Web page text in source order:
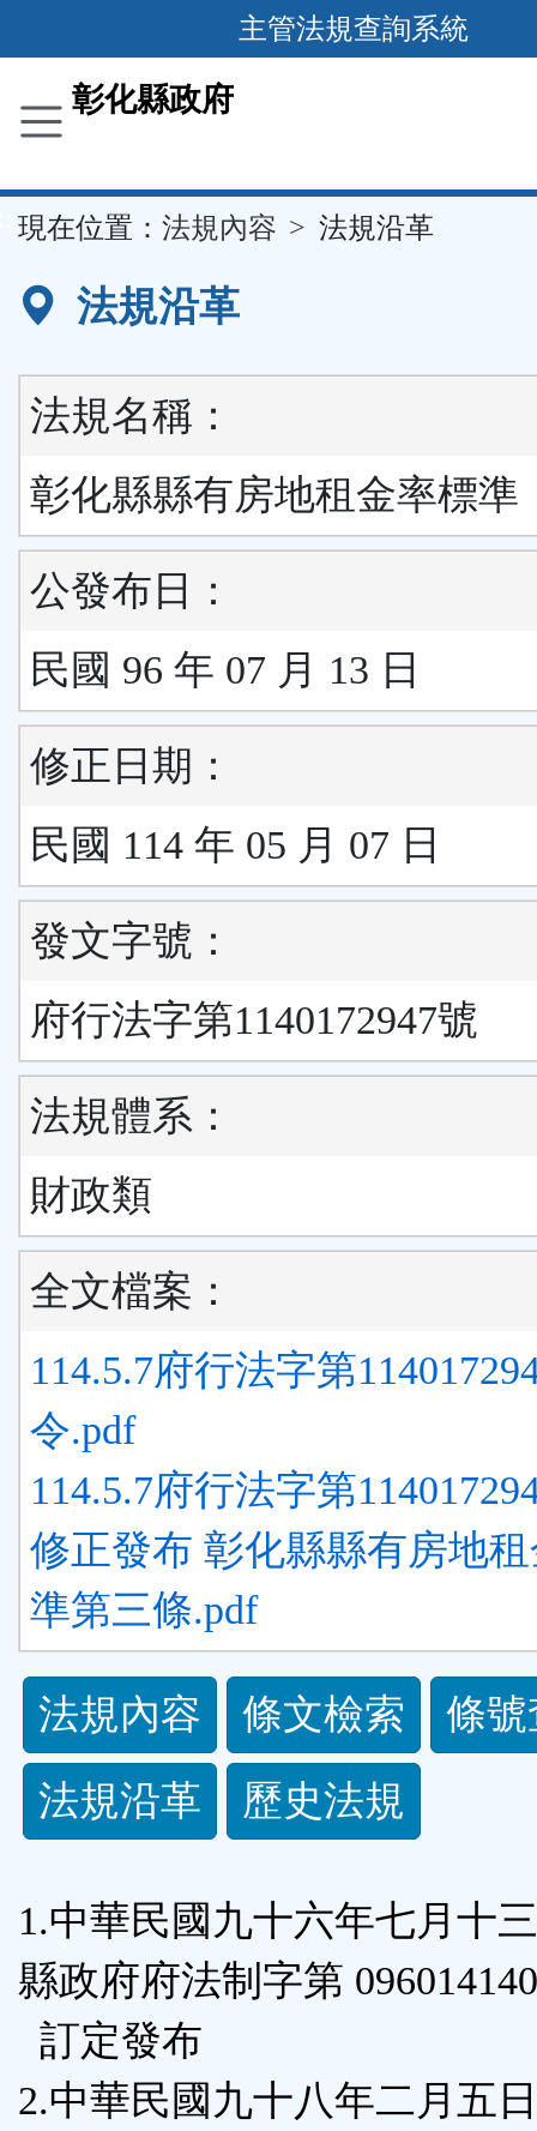
到
要
容
區
主管法規查詢系統
彰化縣政府
現在位置： 法規內容 法規沿革
法規沿革
法規名稱：
彰化縣縣有房地租金率標準
公發布日：
民國 96 年 07 月 13 日
修正日期：
民國 114 年 05 月 07 日
發文字號：
府行法字第1140172947號
法規體系：
財政類
全文檔案：
114.5.7府行法字第
令.pdf
114.5.7府行法字第
修正發布 彰化縣縣有房地
準第三條.pdf
法
規
功
按
鈕
區
法規內容 條文檢索
條
法規沿革
歷史法規
1.中華民國九十六年七月十
縣政府府法制字第
訂定發布
2.中華民國九十八年二月五